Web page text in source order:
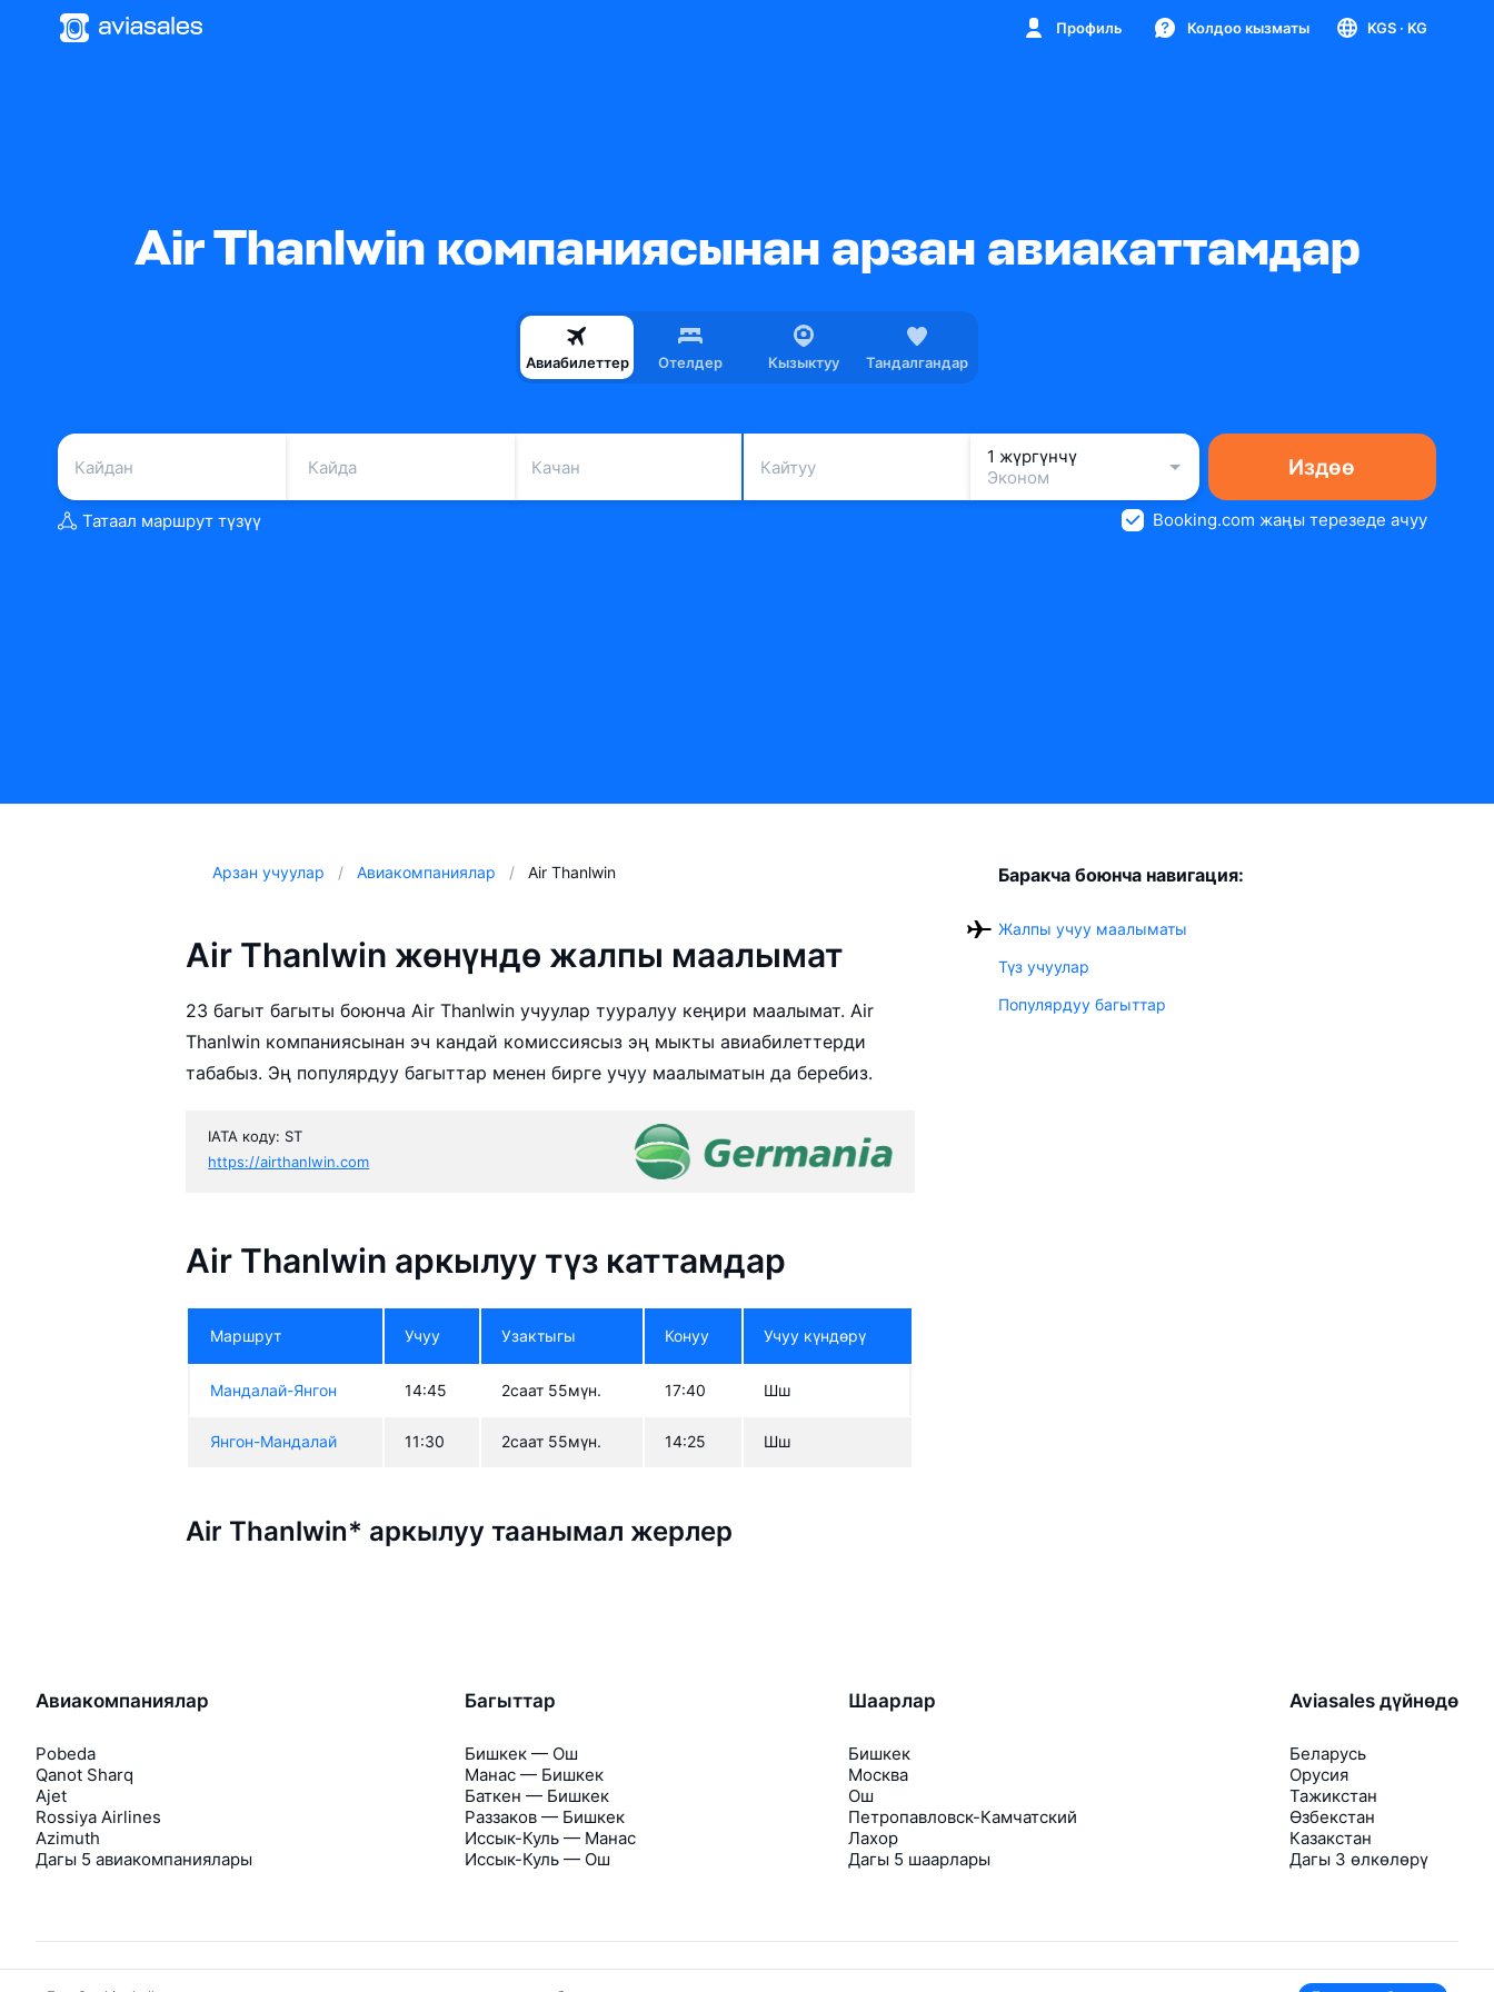
Профиль Колдоо кызматы KGS · KG
Air Thanlwin компаниясынан арзан авиакаттамдар
Авиабилеттер Отелдер Кызыктуу Тандалгандар
Качан Кайтуу
1 жүргүнчү
Эконом
Издөө
Татаал маршрут түзүү Booking.com жаңы терезеде ачуу
Арзан учуулар Авиакомпаниялар Air Thanlwin
Air Thanlwin жөнүндө жалпы маалымат
23 багыт багыты боюнча Air Thanlwin учуулар тууралуу кеңири маалымат. Air
Thanlwin компаниясынан эч кандай комиссиясыз эң мыкты авиабилеттерди
табабыз. Эң популярдуу багыттар менен бирге учуу маалыматын да беребиз.
IATA коду: ST
https://airthanlwin.com
Air Thanlwin аркылуу түз каттамдар
Маршрут Учуу Узактыгы Конуу Учуу күндөрү
Мандалай-Янгон 14:45 2саат 55мүн. 17:40 Шш
Янгон-Мандалай 11:30 2саат 55мүн. 14:25 Шш
Air Thanlwin* аркылуу таанымал жерлер
Баракча боюнча навигация:
Жалпы учуу маалыматы
Түз учуулар
Популярдуу багыттар
Авиакомпаниялар
Pobeda
Qanot Sharq
Ajet
Rossiya Airlines
Azimuth
Дагы 5 авиакомпаниялары
Багыттар
Бишкек — Ош
Манас — Бишкек
Баткен — Бишкек
Раззаков — Бишкек
Иссык-Куль — Манас
Иссык-Куль — Ош
Шаарлар
Бишкек
Москва
Ош
Петропавловск-Камчатский
Лахор
Дагы 5 шаарлары
Aviasales дүйнөдө
Беларусь
Орусия
Тажикстан
Өзбекстан
Казакстан
Дагы 3 өлкөлөрү